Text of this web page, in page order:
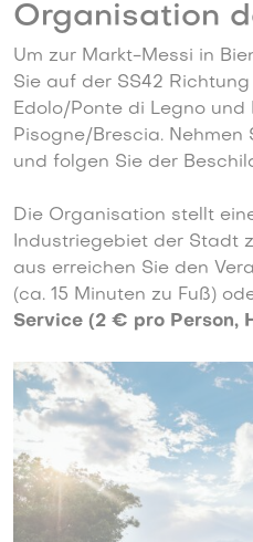
Organisation
Um zur Markt-Messi in
Sie auf der SS42
Edolo/Ponte di Legno
Pisogne/Brescia. Nehmen
und folgen Sie der
Die Organisation stellt
Industriegebiet der Stadt
aus erreichen Sie den
(ca. 15 Minuten zu Fuß)
Service (2 € pro Person,